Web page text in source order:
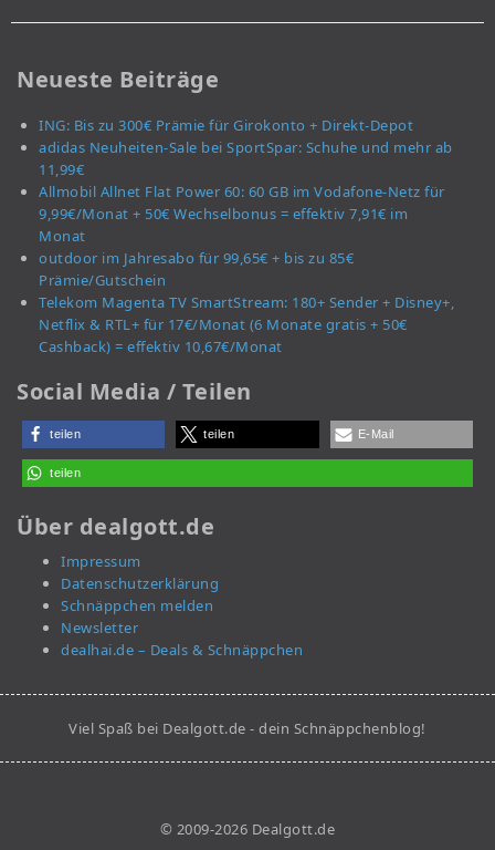
Neueste Beiträge
ING: Bis zu 300€ Prämie für Girokonto + Direkt-Depot
adidas Neuheiten-Sale bei SportSpar: Schuhe und mehr ab
11,99€
Allmobil Allnet Flat Power 60: 60 GB im Vodafone-Netz für
9,99€/Monat + 50€ Wechselbonus = effektiv 7,91€ im
Monat
outdoor im Jahresabo für 99,65€ + bis zu 85€
Prämie/Gutschein
Telekom Magenta TV SmartStream: 180+ Sender + Disney+,
Netflix & RTL+ für 17€/Monat (6 Monate gratis + 50€
Cashback) = effektiv 10,67€/Monat
Social Media / Teilen
teilen teilen E-Mail
teilen
Über dealgott.de
Impressum
Datenschutzerklärung
Schnäppchen melden
Newsletter
dealhai.de – Deals & Schnäppchen
Viel Spaß bei Dealgott.de - dein Schnäppchenblog!
© 2009-2026 Dealgott.de